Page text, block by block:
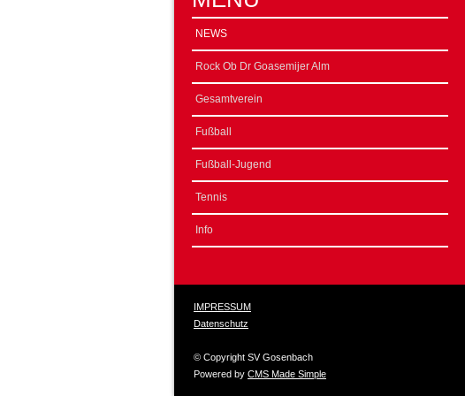
NEWS
Rock Ob Dr Goasemijer Alm
Gesamtverein
Fußball
Fußball-Jugend
Tennis
Info
IMPRESSUM
Datenschutz
© Copyright SV Gosenbach
Powered by CMS Made Simple